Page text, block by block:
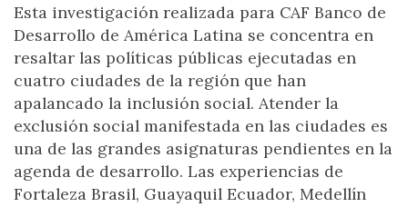
Esta investigación realizada para CAF Banco de
Desarrollo de América Latina se concentra en
resaltar las políticas públicas ejecutadas en
cuatro ciudades de la región que han
apalancado la inclusión social. Atender la
exclusión social manifestada en las ciudades es
una de las grandes asignaturas pendientes en la
agenda de desarrollo. Las experiencias de
Fortaleza Brasil, Guayaquil Ecuador, Medellín